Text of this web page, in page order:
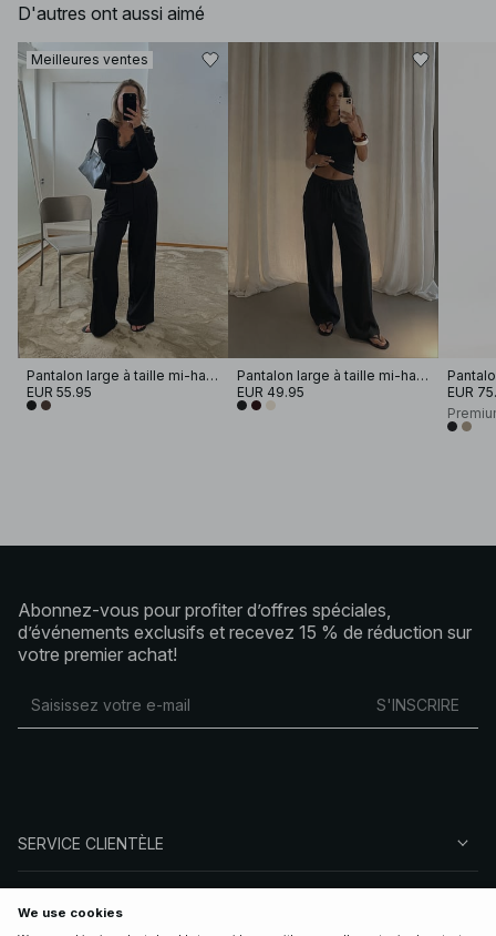
D'autres ont aussi aimé
Meilleures ventes
Pantalon large à taille mi-haute
EUR 55.95
Pantalon large à taille mi-haute en viscose mélangée
EUR 49.95
EUR
Abonnez-vous pour profiter d’offres spéciales,
d’événements exclusifs et recevez 15 % de réduction sur
votre premier achat!
S'INSCRIRE
SERVICE CLIENTÈLE